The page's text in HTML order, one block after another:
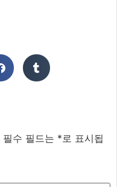
필수 필드는 * 로 표시됩